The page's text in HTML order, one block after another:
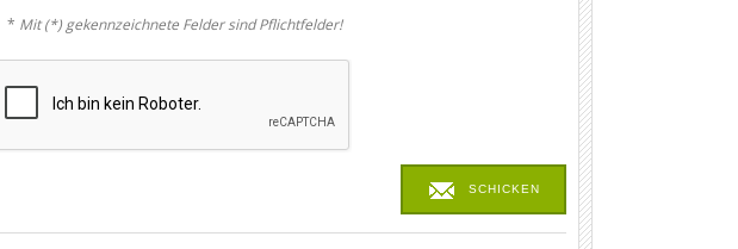
* Mit (*) gekennzeichnete Felder sind Pflichtfelder!
SCHICKEN